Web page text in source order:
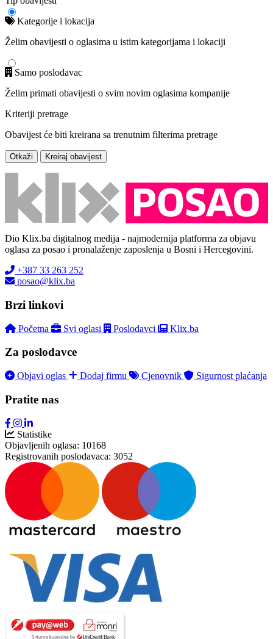
Kategorije i lokacija
Želim obavijesti o oglasima u istim kategorijama i lokaciji
Samo poslodavac
Želim primati obavijesti o svim novim oglasima kompanije
Kriteriji pretrage
Obavijest će biti kreirana sa trenutnim filterima pretrage
Otkaži Kreiraj obavijest
Dio Klix.ba digitalnog medija - najmodernija platforma za objavu
oglasa za posao i pronalaženje zaposlenja u Bosni i Hercegovini.
+387 33 263 252
posao@klix.ba
Brzi linkovi
Početna Svi oglasi Poslodavci Klix.ba
Za poslodavce
Objavi oglas Dodaj firmu Cjenovnik Sigurnost plaćanja
Pratite nas
Statistike
Objavljenih oglasa: 10168
Registrovanih poslodavaca: 3052